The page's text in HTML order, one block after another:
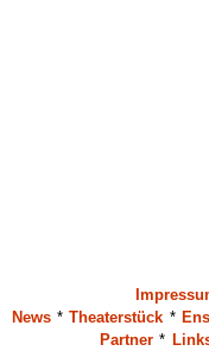
News * Theaterstück *
Partner *